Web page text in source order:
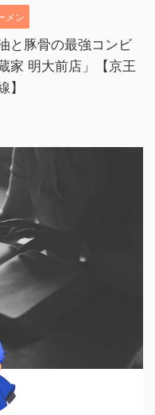
メン
と豚骨の最強コンビ
家 明大前店」【京王